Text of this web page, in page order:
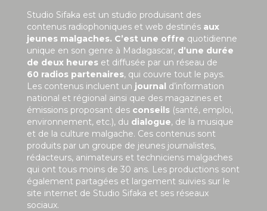
Studio Sifaka est un studio produisant des
contenus radiophoniques et web destinés aux
jeunes malgaches. C’est une offre quotidienne
unique en son genre à Madagascar, d’une durée
de deux heures et diffusée par un réseau de
60 radios partenaires, qui couvre tout le pays.
Les contenus incluent un journal d’information
national et régional ainsi que des magazines et
émissions proposant des conseils (santé, emploi,
environnement, etc.), du dialogue, de la musique
et de la culture malgache. Ces contenus sont
produits par un groupe de jeunes journalistes,
rédacteurs, animateurs et techniciens malgaches
qui ont tous moins de 30 ans. Les productions sont
également partagées et largement suivies sur le
site internet de Studio Sifaka et ses réseaux
sociaux.